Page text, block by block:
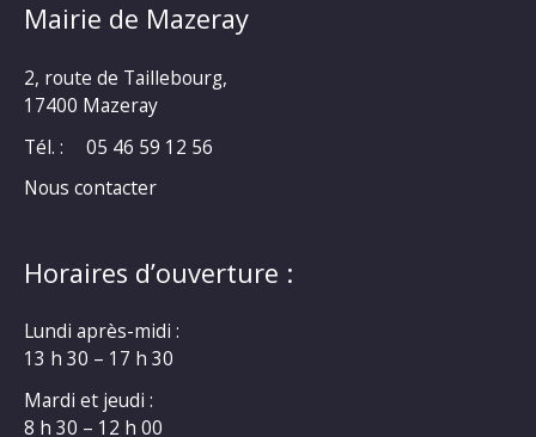
Mairie de Mazeray
2, route de Taillebourg,
17400 Mazeray
Tél. :
05 46 59 12 56
Nous contacter
Horaires d’ouverture :
Lundi après-midi :
13 h 30 – 17 h 30
Mardi et jeudi :
8 h 30 – 12 h 00